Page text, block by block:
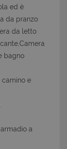
ed è
da pranzo
da letto
bagno
camino e
a